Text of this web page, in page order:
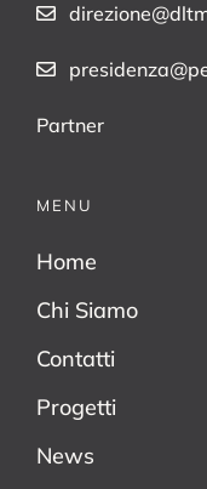
Partner
MENU
Home
Chi Siamo
Contatti
Progetti
News